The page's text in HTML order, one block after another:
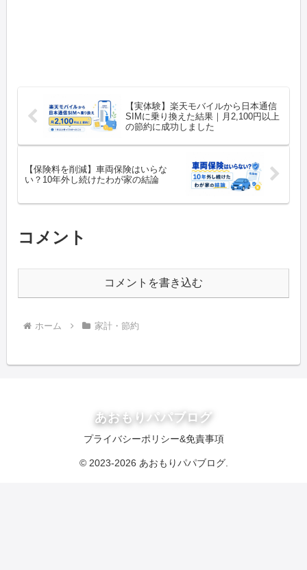
【実体験】楽天モバイルから日本通信
SIMに乗り換えた結果｜月2,100円以上
の節約に成功しました
【保険料を削減】車両保険はいらな
い？10年外し続けたわが家の結論
コメント
コメントを書き込む
ホーム 家計・節約
あおもりパパブログ
プライバシーポリシー&免責事項
© 2023-2026 あおもりパパブログ.